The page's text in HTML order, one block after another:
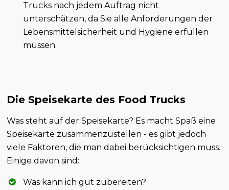
Trucks nach jedem Auftrag nicht
unterschätzen, da Sie alle Anforderungen der
Lebensmittelsicherheit und Hygiene erfüllen
müssen.
Die Speisekarte des Food Trucks
Was steht auf der Speisekarte? Es macht Spaß eine
Speisekarte zusammenzustellen - es gibt jedoch
viele Faktoren, die man dabei berücksichtigen muss.
Einige davon sind:
Was kann ich gut zubereiten?